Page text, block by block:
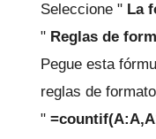
Seleccione " La
" Reglas de
Pegue esta
reglas de
"